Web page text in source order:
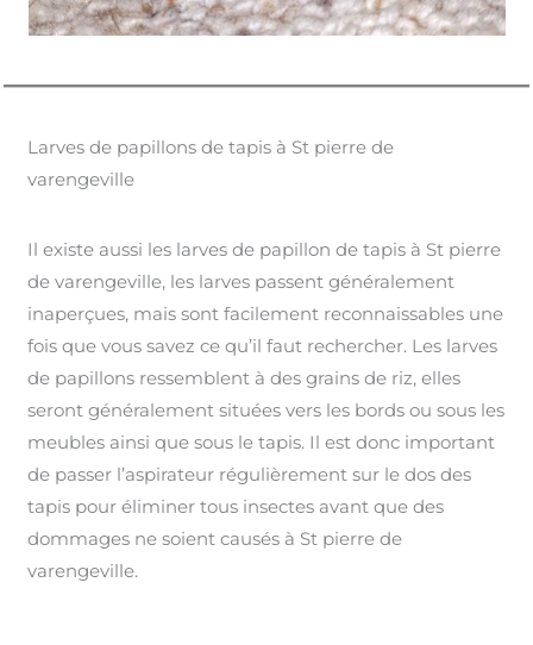
Larves de papillons de tapis à St pierre de
varengeville
Il existe aussi les larves de papillon de tapis à St pierre
de varengeville, les larves passent généralement
inaperçues, mais sont facilement reconnaissables une
fois que vous savez ce qu’il faut rechercher. Les larves
de papillons ressemblent à des grains de riz, elles
seront généralement situées vers les bords ou sous les
meubles ainsi que sous le tapis. Il est donc important
de passer l’aspirateur régulièrement sur le dos des
tapis pour éliminer tous insectes avant que des
dommages ne soient causés à St pierre de
varengeville.